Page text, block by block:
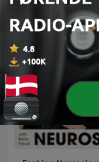
Det sidste måltid